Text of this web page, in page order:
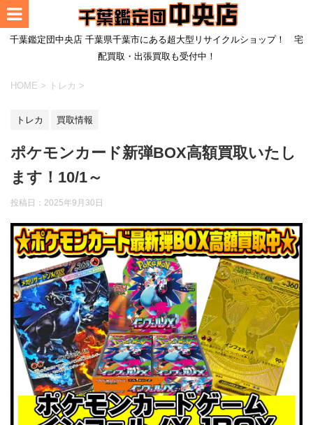
千葉鑑定団中央店 千葉県千葉市にある超大型リサイクルショップ！ 宅
配買取・出張買取も受付中！
HOME > トレカ >
トレカ 買取情報
ポケモンカード新弾BOX高額買取いたし
ます！10/1～
投稿日： 2025年9月30日